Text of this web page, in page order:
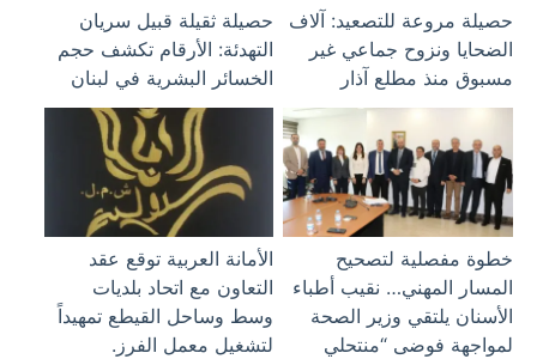
حصيلة مروعة للتصعيد: آلاف
الضحايا ونزوح جماعي غير
مسبوق منذ مطلع آذار
حصيلة ثقيلة قبيل سريان
التهدئة: الأرقام تكشف حجم
الخسائر البشرية في لبنان
خطوة مفصلية لتصحيح
المسار المهني… نقيب أطباء
الأسنان يلتقي وزير الصحة
لمواجهة فوضى “منتحلي
الأمانة العربية توقع عقد
التعاون مع اتحاد بلديات
وسط وساحل القيطع تمهيداً
لتشغيل معمل الفرز.